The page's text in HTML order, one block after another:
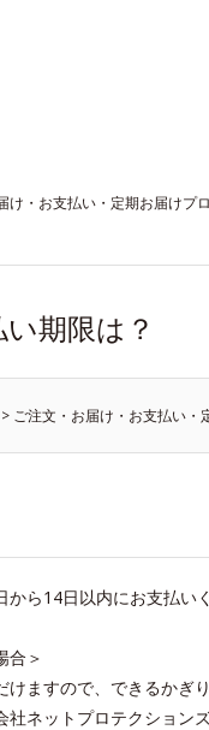
け・お支払い・定期お届けプ
期限は？
> ご注文・お届け・お支払い・
ら14日以内にお支払い
合＞
ますので、できるかぎ
ネットプロテクション